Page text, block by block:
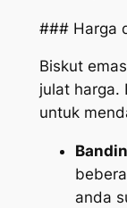
### Harga
Biskut
julat harga.
untuk
anda